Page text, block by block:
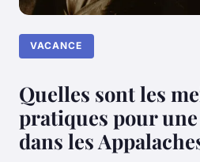
VACANCE
Quelles sont les
pratiques pour
dans les